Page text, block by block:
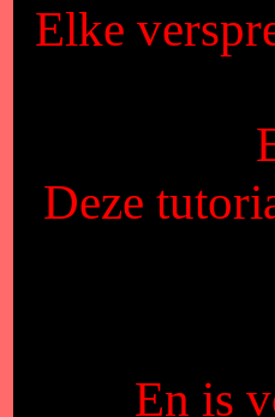
Elke
Deze
En is